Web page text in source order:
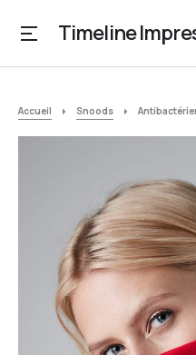
Timeline
Accueil Snoods